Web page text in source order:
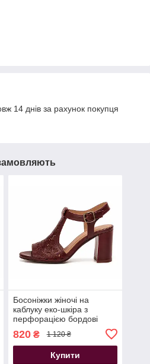
14 днів за рахунок покупця
Босоніжки жіночі на
каблуку еко-шкіра з
перфорацією бордові
820₴ 1 120 ₴
Купити